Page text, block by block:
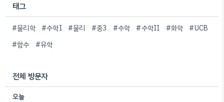
태그
#물리학 #수학I #물리 #중3 #수학 #수학II #화학 #UCB
#함수
#유학
전체 방문자
오늘